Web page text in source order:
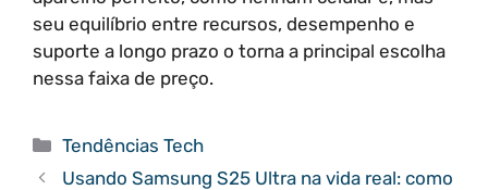
seu equilíbrio entre recursos, desempenho e
suporte a longo prazo o torna a principal escolha
nessa faixa de preço.
Categorias
Tendências Tech
Usando Samsung S25 Ultra na vida real: como